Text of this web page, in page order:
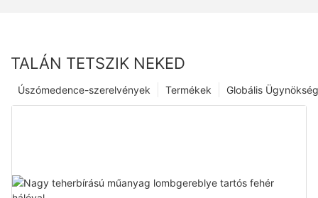
TALÁN TETSZIK NEKED
Globális Ügynökség
Termékek
Úszómedence-szerelvények